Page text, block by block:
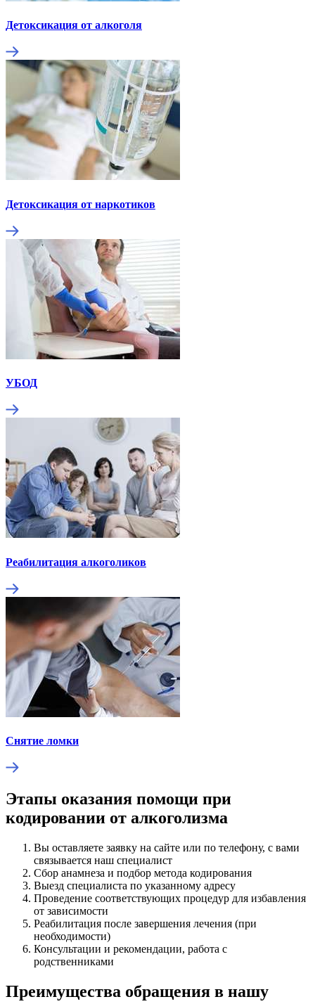
Детоксикация от алкоголя
Детоксикация от наркотиков
УБОД
Реабилитация алкоголиков
Снятие ломки
Этапы оказания помощи при
кодировании от алкоголизма
Вы оставляете заявку на сайте или по телефону, с вами
связывается наш специалист
Сбор анамнеза и подбор метода кодирования
Выезд специалиста по указанному адресу
Проведение соответствующих процедур для избавления
от зависимости
Реабилитация после завершения лечения (при
необходимости)
Консультации и рекомендации, работа с
родственниками
Преимущества обращения в нашу